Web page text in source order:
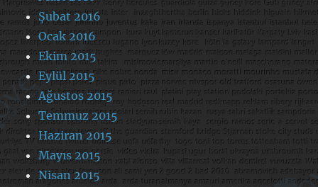
Şubat 2016
Ocak 2016
Ekim 2015
Eylül 2015
Ağustos 2015
Temmuz 2015
Haziran 2015
Mayıs 2015
Nisan 2015